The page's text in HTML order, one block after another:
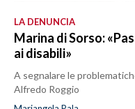
LA DENUNCIA
Marina di Sorso:
ai disabili»
A segnalare le
Alfredo Roggio